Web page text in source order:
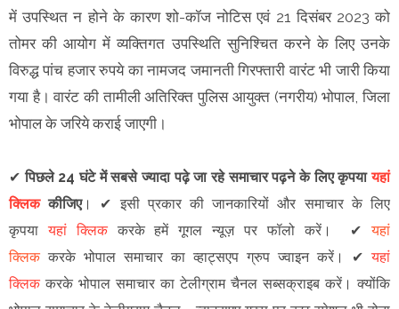
में उपस्थित न होने के कारण शो-कॉज नोटिस एवं 21 दिसंबर 2023 को
तोमर की आयोग में व्यक्तिगत उपस्थिति सुनिश्चित करने के लिए उनके
विरुद्ध पांच हजार रुपये का नामजद जमानती गिरफ्तारी वारंट भी जारी किया
गया है। वारंट की तामीली अतिरिक्त पुलिस आयुक्त (नगरीय) भोपाल, जिला
भोपाल के जरिये कराई जाएगी।
✔ पिछले 24 घंटे में सबसे ज्यादा पढ़े जा रहे समाचार पढ़ने के लिए कृपयायहां
क्लिककीजिए। ✔ इसी प्रकार की जानकारियों और समाचार के लिए
कृपयायहां क्लिककरके हमें गूगल न्यूज़ पर फॉलो करें। ✔यहां
क्लिककरके भोपाल समाचार का व्हाट्सएप ग्रुप ज्वाइन करें । ✔यहां
क्लिककरके भोपाल समाचार का टेलीग्राम चैनल सब्सक्राइब करें। क्योंकि